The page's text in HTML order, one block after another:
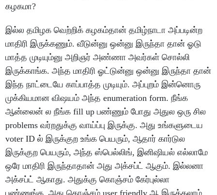
கழகமா?
இல்ல தமிழக வெற்றிக் கழகம்தான் தமிழ்நாடா அப்படின்ற
மாதிரி இருக்கணும். வீடுன்னு ஒன்னு இருந்தா தான் ஓடு
மாத்த முடியும்னு அறிஞர் அண்ணா அவர்கள் சொல்லி
இருக்காங்க. அந்த மாதிரி ஓட்டுன்னு ஒன்னு இருந்தா தான்
இந்த நாட்டையே காப்பாத்த முடியும். அப்புறம் இன்னொரு
முக்கியமான விஷயம் அந்த enumeration form. நீங்க
ஆன்லைன் ல நீங்க fill up பண்ணும் போது அதுல ஒரு சில
problems வர்றதுக்கு வாய்ப்பு இருக்கு. அது உங்களுடைய
voter ID ல் இருக்குற உங்க பெயரும், ஆதார் கார்டுல
இருக்குற பெயரும், அந்த ஸ்பெல்லிங், இனிஷியல் எல்லாமே
ஒரே மாதிரி இருந்தாதான் அது அக்சப்ட் ஆகும். இல்லனா
அக்சப்ட் ஆகாது. அதுக்கு கொஞ்சம் கேர்புல்லா